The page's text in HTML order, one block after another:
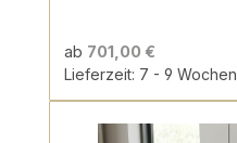
ab 701,00 €
Lieferzeit: 7 - 9 Wochen